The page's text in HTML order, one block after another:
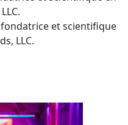
et scientifique
LLC.